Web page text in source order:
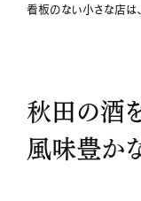
看板のない小さな店は
秋田の酒
風味豊か